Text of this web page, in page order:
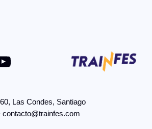
Las Condes, Santiago
contacto@trainfes.com